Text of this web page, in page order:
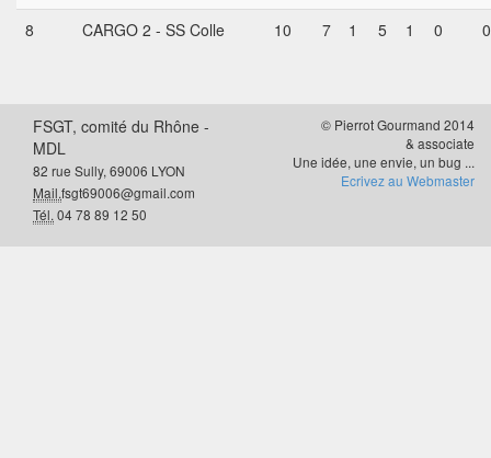
8
CARGO 2 - SS Colle 10 7 1 5 1 0 0
FSGT, comité du Rhône -
MDL
82 rue Sully, 69006 LYON
Mail.fsgt69006@gmail.com
Tél. 04 78 89 12 50
© Pierrot Gourmand 2014
& associate
Une idée, une envie, un bug ...
Ecrivez au Webmaster